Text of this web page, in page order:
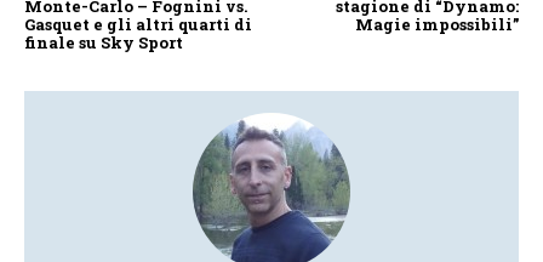
Monte-Carlo – Fognini vs.
Gasquet e gli altri quarti di
finale su Sky Sport
stagione di “Dynamo:
Magie impossibili”